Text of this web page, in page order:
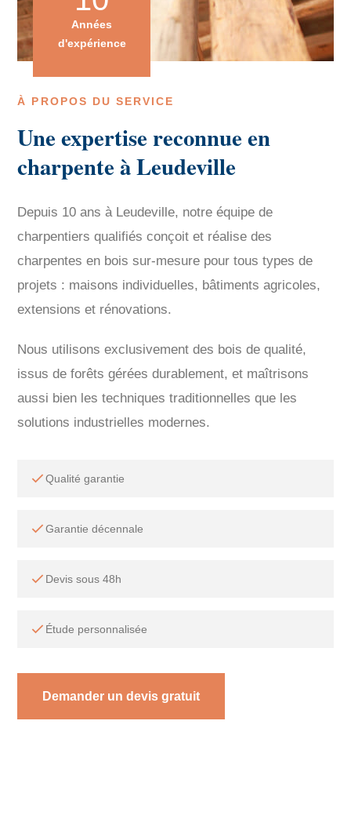
À PROPOS DU SERVICE
Une expertise reconnue en
charpente à Leudeville
Depuis 10 ans à Leudeville, notre équipe de
charpentiers qualifiés conçoit et réalise des
charpentes en bois sur-mesure pour tous types de
projets : maisons individuelles, bâtiments agricoles,
extensions et rénovations.
Nous utilisons exclusivement des bois de qualité,
issus de forêts gérées durablement, et maîtrisons
aussi bien les techniques traditionnelles que les
solutions industrielles modernes.
Qualité garantie
Garantie décennale
Devis sous 48h
Étude personnalisée
Demander un devis gratuit
Années
d'expérience